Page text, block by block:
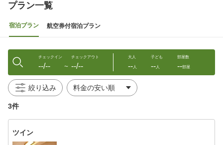
プラン一覧
宿泊プラン 航空券付宿泊プラン
チェックイン
--/-- 〜
チェックアウト
--/--
大人
--人
子ども
--人
部屋数
--部屋
絞り込み
3件
ツイン